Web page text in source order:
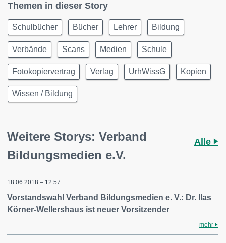
Themen in dieser Story
Schulbücher Bücher Lehrer Bildung
Verbände Scans Medien Schule
Fotokopiervertrag Verlag UrhWissG Kopien
Wissen / Bildung
Weitere Storys: Verband
Bildungsmedien e.V.
Alle
18.06.2018 – 12:57
Vorstandswahl Verband Bildungsmedien e. V.: Dr. Ilas
Körner-Wellershaus ist neuer Vorsitzender
mehr